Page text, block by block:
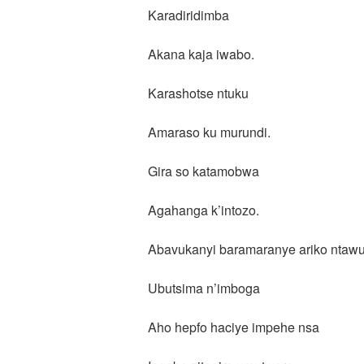
Karadiridimba
Akana kaja iwabo.
Karashotse ntuku
Amaraso ku murundi.
Gira so katamobwa
Agahanga k’intozo.
Abavukanyi baramaranye ariko
Ubutsima n’imboga
Aho hepfo haciye impehe nsa